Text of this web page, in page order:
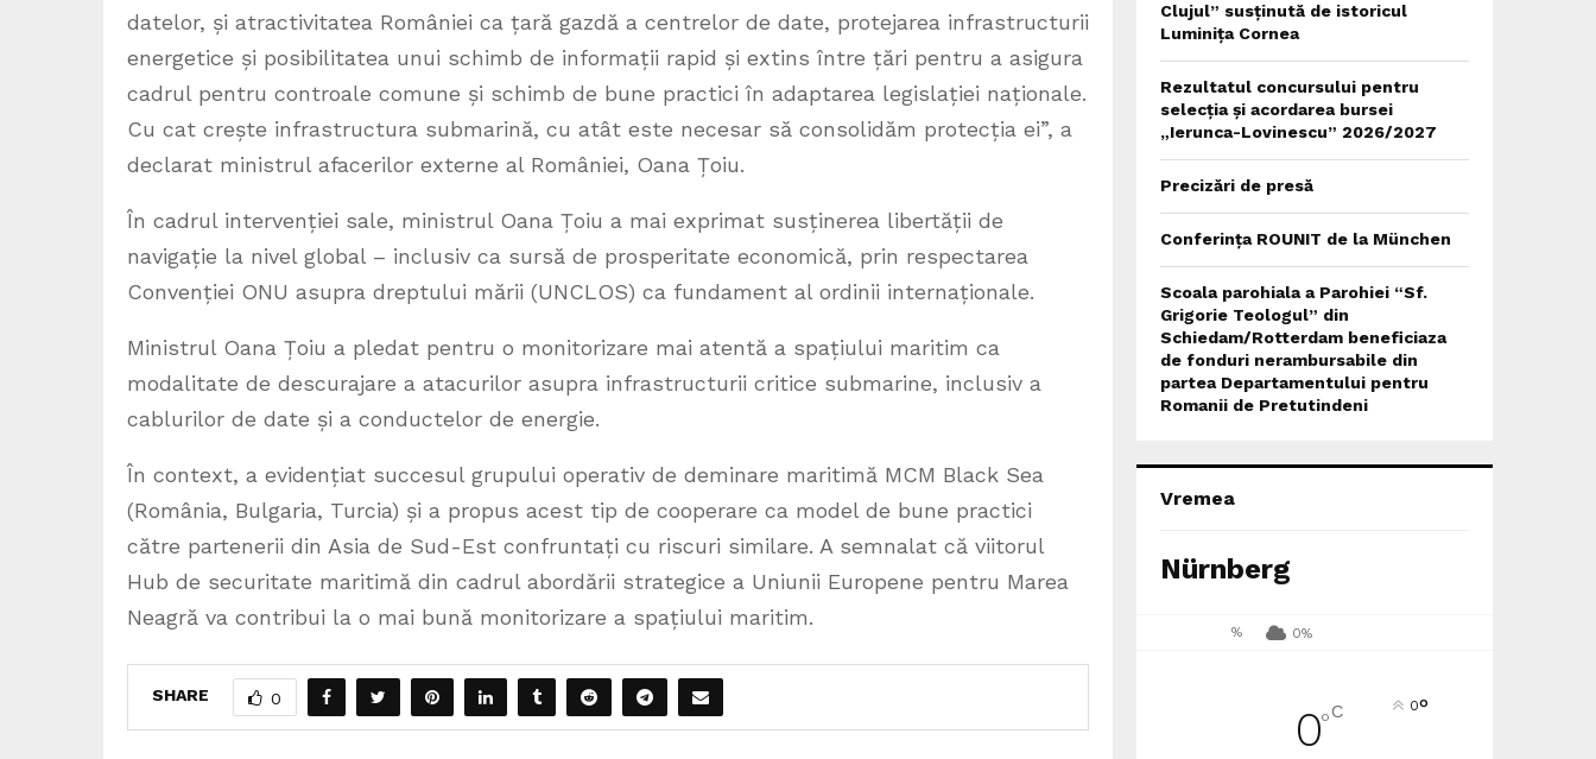
datelor, și atractivitatea României ca țară gazdă a centrelor de date, protejarea infrastructurii
energetice și posibilitatea unui schimb de informații rapid și extins între țări pentru a asigura
cadrul pentru controale comune și schimb de bune practici în adaptarea legislației naționale.
Cu cat crește infrastructura submarină, cu atât este necesar să consolidăm protecția ei”, a
declarat ministrul afacerilor externe al României, Oana Țoiu.
În cadrul intervenției sale, ministrul Oana Țoiu a mai exprimat susținerea libertății de
navigație la nivel global – inclusiv ca sursă de prosperitate economică, prin respectarea
Convenției ONU asupra dreptului mării (UNCLOS) ca fundament al ordinii internaționale.
Ministrul Oana Țoiu a pledat pentru o monitorizare mai atentă a spațiului maritim ca
modalitate de descurajare a atacurilor asupra infrastructurii critice submarine, inclusiv a
cablurilor de date și a conductelor de energie.
În context, a evidențiat succesul grupului operativ de deminare maritimă MCM Black Sea
(România, Bulgaria, Turcia) și a propus acest tip de cooperare ca model de bune practici
către partenerii din Asia de Sud-Est confruntați cu riscuri similare. A semnalat că viitorul
Hub de securitate maritimă din cadrul abordării strategice a Uniunii Europene pentru Marea
Neagră va contribui la o mai bună monitorizare a spațiului maritim.
SHARE 0
Clujul” susținută de istoricul
Luminița Cornea
Rezultatul concursului pentru
selecția și acordarea bursei
„Ierunca-Lovinescu” 2026/2027
Precizări de presă
Conferința ROUNIT de la München
Scoala parohiala a Parohiei “Sf.
Grigorie Teologul” din
Schiedam/Rotterdam beneficiaza
de fonduri nerambursabile din
partea Departamentului pentru
Romanii de Pretutindeni
Vremea
Nürnberg
% 0%
0°C 0°